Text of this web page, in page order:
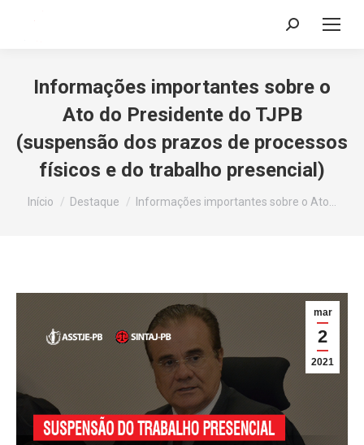
Search:
Informações importantes sobre o
Ato do Presidente do TJPB
(suspensão dos prazos de processos
físicos e do trabalho presencial)
Você está aqui:
Início Destaque Informações importantes sobre o Ato…
mar
2
2021